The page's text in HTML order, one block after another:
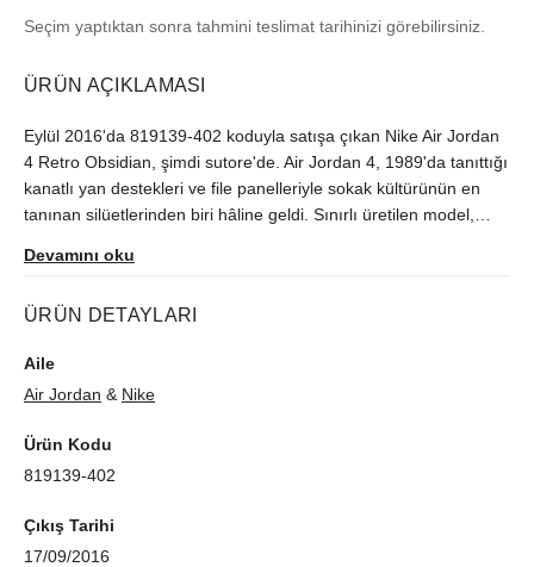
Seçim yaptıktan sonra tahmini teslimat tarihinizi görebilirsiniz.
ÜRÜN AÇIKLAMASI
Eylül 2016'da 819139-402 koduyla satışa çıkan Nike Air Jordan
4 Retro Obsidian, şimdi sutore'de. Air Jordan 4, 1989'da tanıttığı
kanatlı yan destekleri ve file panelleriyle sokak kültürünün en
tanınan silüetlerinden biri hâline geldi. Sınırlı üretilen model,
Devamını oku
ÜRÜN DETAYLARI
Aile
Air Jordan & Nike
Ürün Kodu
819139-402
Çıkış Tarihi
17/09/2016